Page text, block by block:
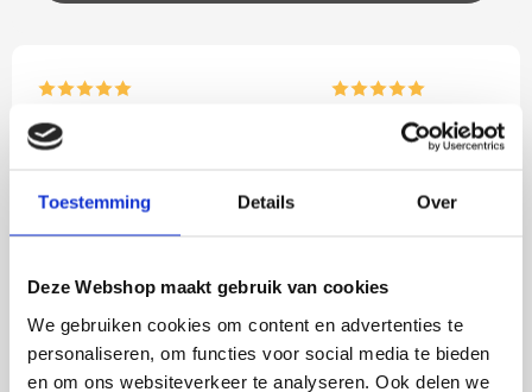
Toestemming Details Over
Deze Webshop maakt gebruik van cookies
We gebruiken cookies om content en advertenties te
personaliseren, om functies voor social media te bieden
en om ons websiteverkeer te analyseren. Ook delen we
Rian
Fijne site waar ik een mooie
besteld. De volgende dag
werd deze al bezorgd. Super
Het bestellen,
volledig naar wens.
eenvoudig te